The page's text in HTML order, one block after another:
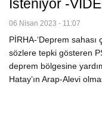
Isteniyor -
06 Nisan 2023 - 11:07
PİRHA-‘Deprem
sözlere tepki gösteren
deprem bölgesine
Hatay’ın Arap-Alevi